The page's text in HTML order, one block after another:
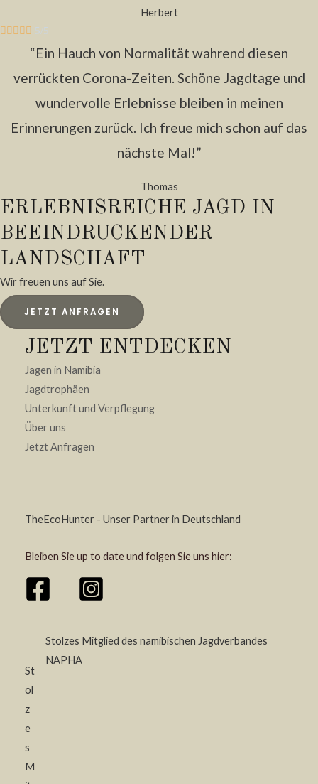
Herbert
 5/5
“Ein Hauch von Normalität wahrend diesen
verrückten Corona-Zeiten. Schöne Jagdtage und
wundervolle Erlebnisse bleiben in meinen
Erinnerungen zurück. Ich freue mich schon auf das
nächste Mal!”
Thomas
ERLEBNISREICHE JAGD IN
BEEINDRUCKENDER
LANDSCHAFT
Wir freuen uns auf Sie.
JETZT ANFRAGEN
JETZT ENTDECKEN
Jagen in Namibia
Jagdtrophäen
Unterkunft und Verpflegung
Über uns
Jetzt Anfragen
TheEcoHunter - Unser Partner in Deutschland
Bleiben Sie up to date und folgen Sie uns hier:
St
ol
z
e
s
M
Stolzes Mitglied des namibischen Jagdverbandes
NAPHA